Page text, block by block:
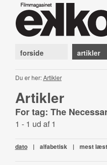
forside artikler
Du er her:Artikler
Artikler
For tag: The
1 - 1 ud af 1
dato | alfabetisk | mest